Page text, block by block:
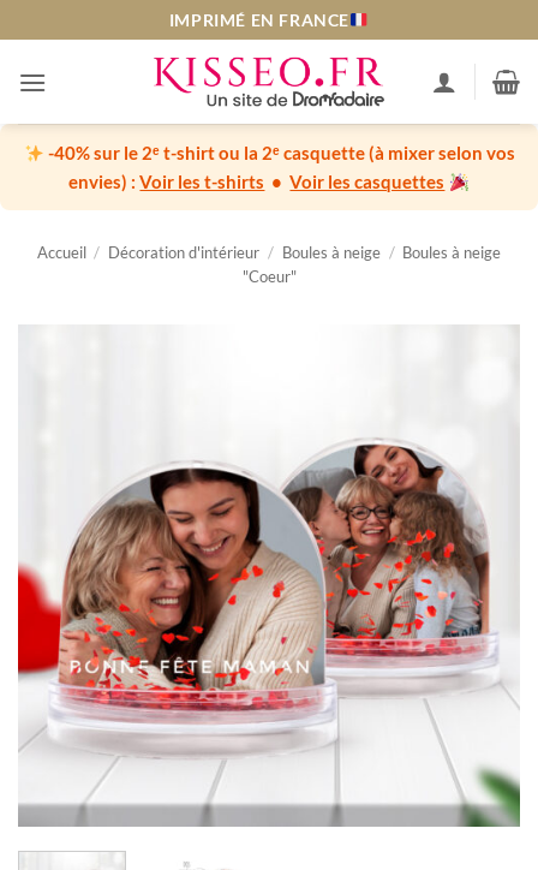
au
contenu
IMPRIMÉ EN FRANCE
-40% sur le 2ᵉ t-shirt ou la 2ᵉ casquette(à mixer selon vos
envies) :Voir les t-shirts •Voir les casquettes
Accueil / Décoration d'intérieur / Boules à neige / Boules à neige
"Coeur"